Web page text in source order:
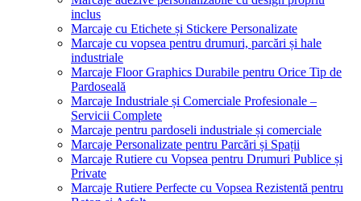
inclus
Marcaje cu Etichete și Stickere Personalizate
Marcaje cu vopsea pentru drumuri, parcări și hale
industriale
Marcaje Floor Graphics Durabile pentru Orice Tip de
Pardoseală
Marcaje Industriale și Comerciale Profesionale –
Servicii Complete
Marcaje pentru pardoseli industriale și comerciale
Marcaje Personalizate pentru Parcări și Spații
Marcaje Rutiere cu Vopsea pentru Drumuri Publice și
Private
Marcaje Rutiere Perfecte cu Vopsea Rezistentă pentru